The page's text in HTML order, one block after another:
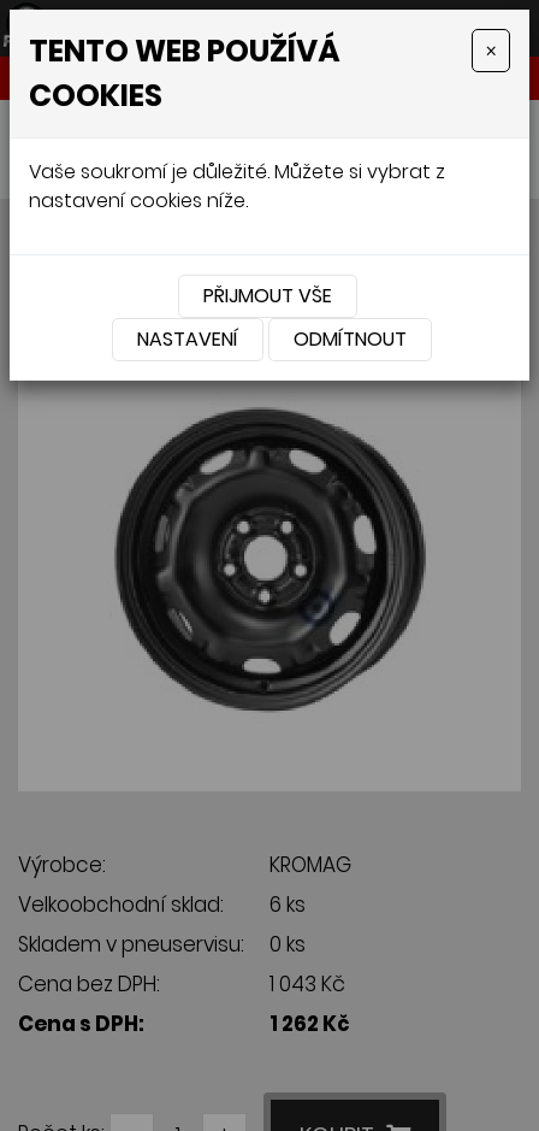
KROMAG ŠKODA ROOMSTER 6/ R14
Výrobce:
KROMAG
Velkoobchodní sklad:
6 ks
Skladem v pneuservisu:
0 ks
Cena bez DPH:
1 043 Kč
Cena s DPH:
1 262 Kč
TENTO WEB POUŽÍVÁ
COOKIES
×
Vaše soukromí je důležité. Můžete si vybrat z
nastavení cookies níže.
PŘIJMOUT VŠE
NASTAVENÍ
ODMÍTNOUT